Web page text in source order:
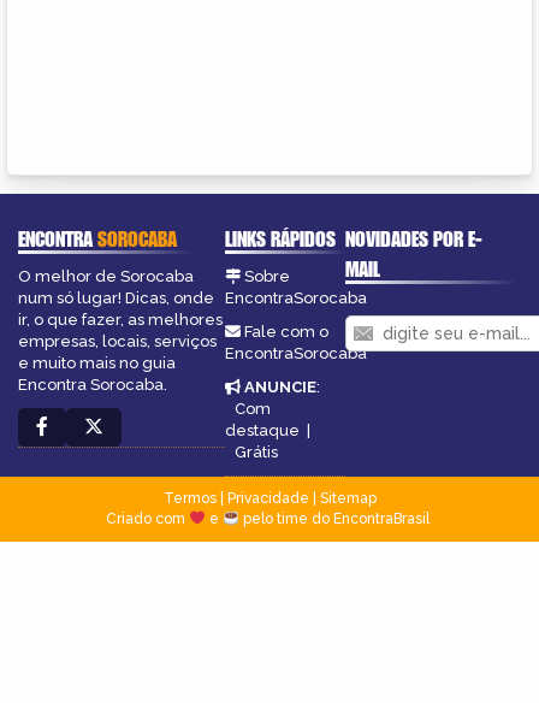
ENCONTRASOROCABA
O melhor de Sorocaba
num só lugar! Dicas, onde
ir, o que fazer, as melhores
empresas, locais, serviços
e muito mais no guia
Encontra Sorocaba.
LINKS RÁPIDOS
Sobre
EncontraSorocaba
Fale com o
EncontraSorocaba
ANUNCIE:
Com
destaque |
Grátis
NOVIDADES POR E-
MAIL
Termos| Privacidade
Sitemap
Criado com
e pelo time do EncontraBrasil